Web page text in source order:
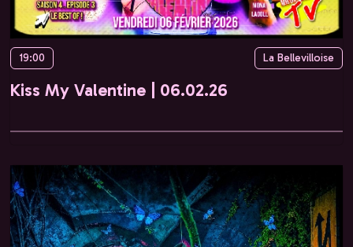
19:00 La Bellevilloise
Kiss My Valentine | 06.02.26